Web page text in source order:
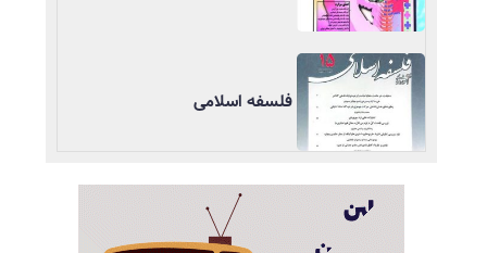
فلسفه اسلامی